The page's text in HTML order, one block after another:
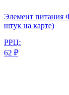
Элемент питания
штук на карте)
РРЦ:
62 ₽